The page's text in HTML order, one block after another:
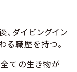
、ダイビングイン
る職歴を持つ。
全ての生き物が